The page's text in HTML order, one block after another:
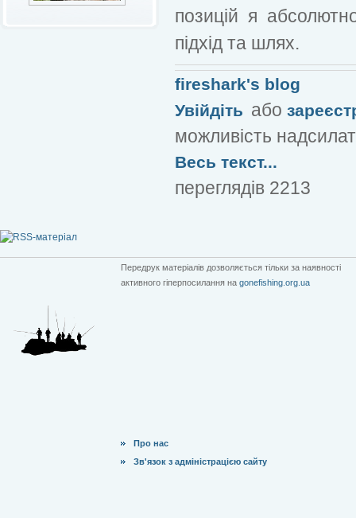
позицій я
підхід та шлях.
fireshark's blog
Увійдіть або
можливість
Весь текст...
переглядів 2213
Передрук матеріалів дозволяється тільки за наявності
активного гіперпосилання на gonefishing.org.ua
Про нас
Зв'язок з адміністрацією сайту